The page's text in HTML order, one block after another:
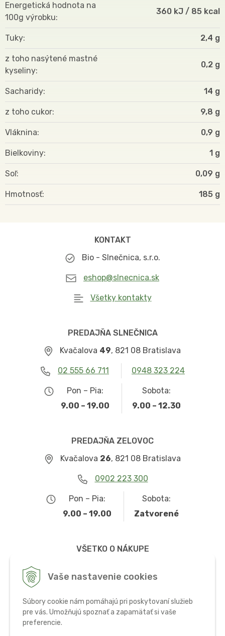
Vaše nastavenie cookies
Súbory cookie nám pomáhajú pri poskytovaní služieb
pre vás. Umožňujú spoznať a zapamätať si vaše
preferencie.
Energetická hodnota na
100g výrobku
360 kJ / 85 kcal
Tuky 2,4 g
z toho nasýtené mastné
kyseliny
0,2 g
Sacharidy 14 g
z toho cukor 9,8 g
Vláknina 0,9 g
Bielkoviny 1 g
Soľ 0,09 g
Hmotnosť 185
KONTAKT
Bio - Slnečnica, s.r.o.
eshop@slnecnica.sk
Všetky kontakty
PREDAJŇA SLNEČNICA
Kvačalova 49, 821 08 Bratislava
02 555 66 711 0948 323 224
Pon – Pia:
9.00 – 19.00
Sobota:
9.00 – 12.30
PREDAJŇA ZELOVOC
Kvačalova 26, 821 08 Bratislava
0902 223 300
Pon – Pia:
9.00 – 19.00
Sobota:
Zatvorené
VŠETKO O NÁKUPE
Ochrana osobných údajov